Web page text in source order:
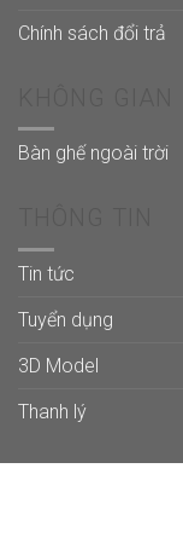
Chính sách đổi trả
Bàn ghế ngoài trời
Tin tức
Tuyển dụng
3D Model
Thanh lý